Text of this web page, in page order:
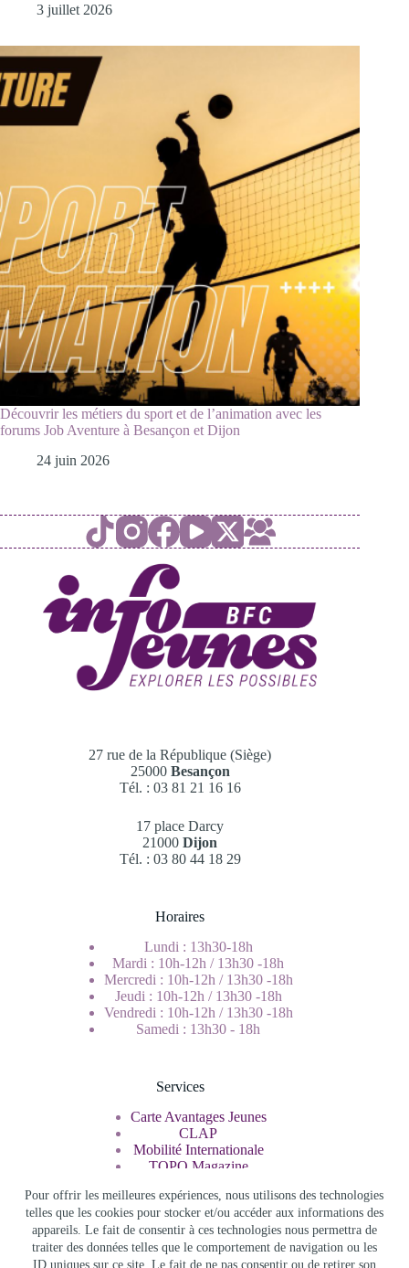
Pour offrir les meilleures expériences, nous utilisons des technologies
telles que les cookies pour stocker et/ou accéder aux informations des
appareils. Le fait de consentir à ces technologies nous permettra de
traiter des données telles que le comportement de navigation ou les
ID uniques sur ce site. Le fait de ne pas consentir ou de retirer son
3 juillet 2026
Découvrir les métiers du sport et de l’animation avec les
forums Job Aventure à Besançon et Dijon
24 juin 2026
27 rue de la République (Siège)
25000 Besançon
Tél. : 03 81 21 16 16
17 place Darcy
21000Dijon
Tél. : 03 80 44 18 29
Horaires
Lundi : 13h30-18h
Mardi : 10h-12h / 13h30 -18h
Mercredi : 10h-12h / 13h30 -18h
Jeudi : 10h-12h / 13h30 -18h
Vendredi : 10h-12h / 13h30 -18h
Samedi : 13h30 - 18h
Services
Carte Avantages Jeunes
CLAP
Mobilité Internationale
TOPO Magazine
Rechercher